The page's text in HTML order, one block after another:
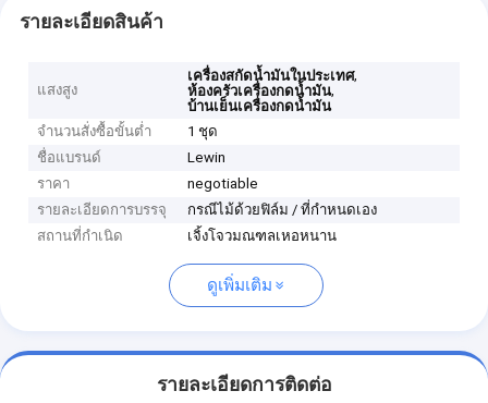
รายละเอียดสินค้า
แสงสูง
เครื่องสกัดน้ำมันในประเทศ,
ห้องครัวเครื่องกดน้ำมัน,
บ้านเย็นเครื่องกดน้ำมัน
จำนวนสั่งซื้อขั้นต่ำ
1 ชุด
ชื่อแบรนด์
Lewin
ราคา
negotiable
รายละเอียดการบรรจุ
กรณีไม้ด้วยฟิล์ม / ที่กำหนดเอง
สถานที่กำเนิด
เจิ้งโจวมณฑลเหอหนาน
ดูเพิ่มเติม
รายละเอียดการติดต่อ